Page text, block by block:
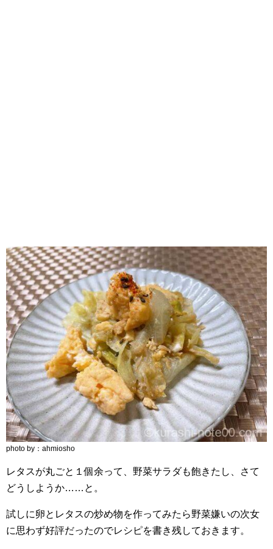
photo by：ahmiosho
レタスが丸ごと１個余って、野菜サラダも飽きたし、さて
どうしようか……と。
試しに卵とレタスの炒め物を作ってみたら野菜嫌いの次女
に思わず好評だったのでレシピを書き残しておきます。